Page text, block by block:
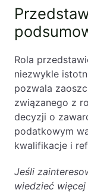
Rola
niezwykle
pozwala
związanego z
decyzji o
podatkowym
kwalifikacje i
Jeśli
wiedzieć